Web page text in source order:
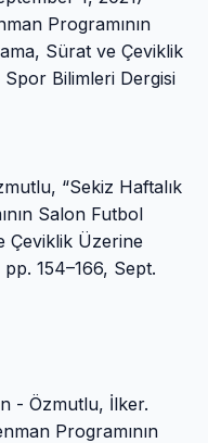
Programının
Sürat ve Çeviklik
Bilimleri Dergisi
“Sekiz Haftalık
Salon Futbol
Çeviklik Üzerine
154–166, Sept.
- Özmutlu, İlker.
Programının